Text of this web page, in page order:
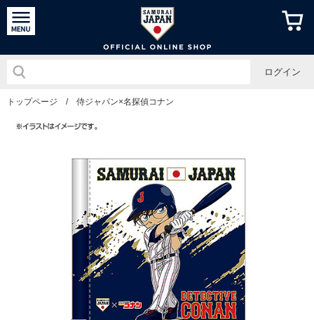
侍ジャパ
ログイン
トップページ / 侍ジャパン×名探偵コナン